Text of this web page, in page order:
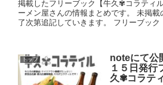
掲載したフリーブック【牛久✾コラティ
ーメン屋さんの情報まとめです。 未掲
了次第追記していきます。 フリーブック
トップ
noteにて公
１５日発行
久✾コラティ